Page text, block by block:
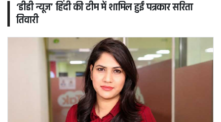
‘डीडी न्यूज’ हिंदी की टीम में शामिल हुईं पत्रकार सरिता
तिवारी